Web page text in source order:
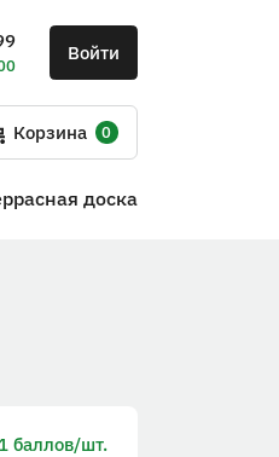
Войти
Корзина 0
доска
баллов/шт.